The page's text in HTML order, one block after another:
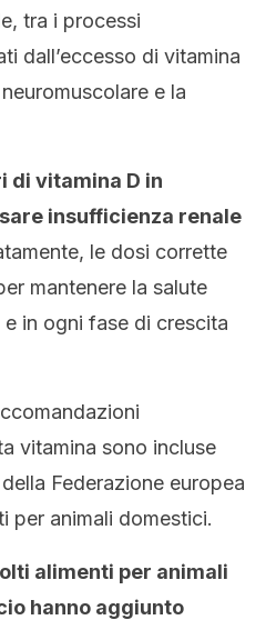
tra i processi
dall’eccesso di vitamina
e la
di vitamina D in
insufficienza renale
le dosi corrette
mantenere la salute
in ogni fase di crescita
vitamina sono incluse
della Federazione europea
per animali domestici.
alimenti per animali
hanno aggiunto